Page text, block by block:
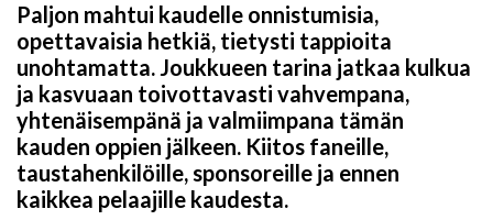
Paljon mahtui kaudelle onnistumisia,
opettavaisia hetkiä, tietysti tappioita
unohtamatta. Joukkueen tarina jatkaa kulkua
ja kasvuaan toivottavasti vahvempana,
yhtenäisempänä ja valmiimpana tämän
kauden oppien jälkeen. Kiitos faneille,
taustahenkilöille, sponsoreille ja ennen
kaikkea pelaajille kaudesta.